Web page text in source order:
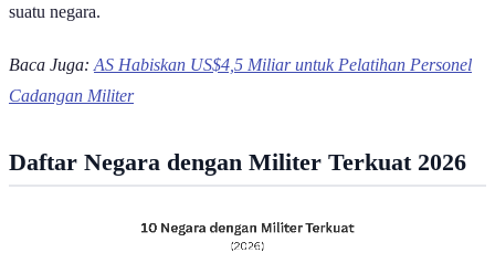
suatu negara.
Baca Juga: AS Habiskan US$4,5 Miliar untuk Pelatihan Personel
Cadangan Militer
Daftar Negara dengan Militer Terkuat 2026